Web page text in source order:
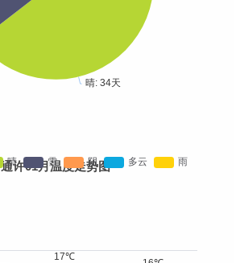
通许01月温度走势图